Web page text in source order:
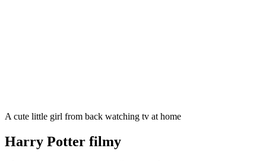
A cute little girl from back watching tv at home
Harry Potter filmy